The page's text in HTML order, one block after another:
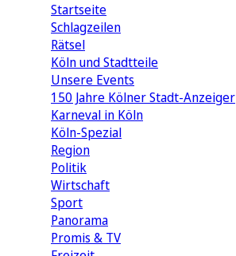
Startseite
Schlagzeilen
Rätsel
Köln und Stadtteile
Unsere Events
150 Jahre Kölner Stadt-Anzeiger
Karneval in Köln
Köln-Spezial
Region
Politik
Wirtschaft
Sport
Panorama
Promis & TV